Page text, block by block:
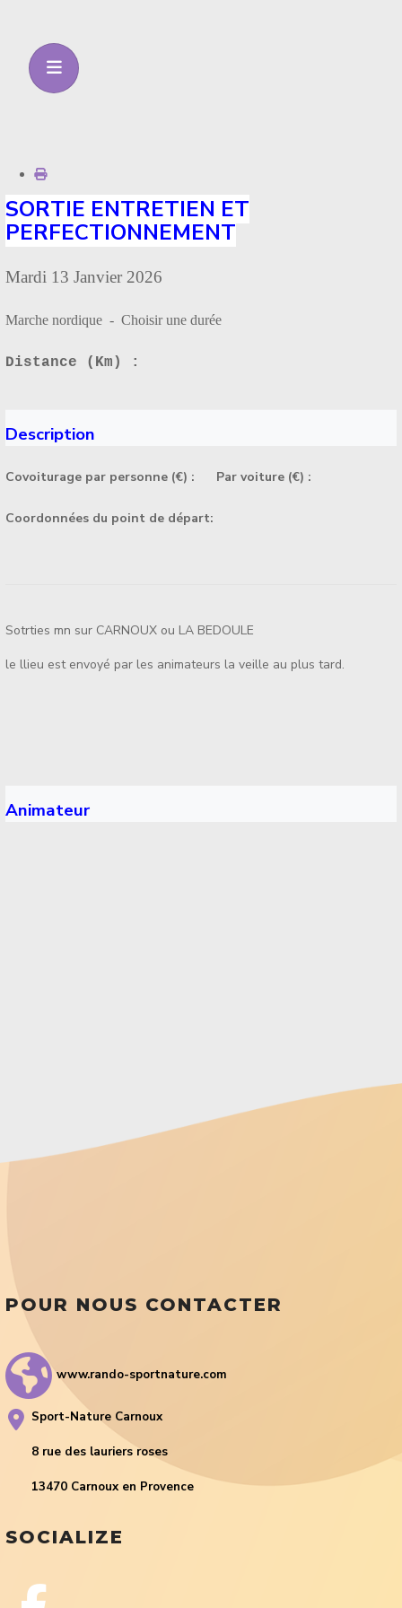
SORTIE ENTRETIEN ET
PERFECTIONNEMENT
Mardi 13 Janvier 2026
Marche nordique - Choisir une durée
Distance (Km) :
Description
Covoiturage par personne (€) : Par voiture (€) :
Coordonnées du point de départ:
Sotrties mn sur CARNOUX ou LA BEDOULE
le llieu est envoyé par les animateurs la veille au plus tard.
Animateur
POUR NOUS CONTACTER
www.rando-sportnature.com
Sport-Nature Carnoux
8 rue des lauriers roses
13470 Carnoux en Provence
SOCIALIZE